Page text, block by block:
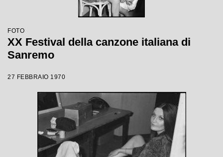
FOTO
XX Festival della canzone italiana di
Sanremo
27 FEBBRAIO 1970